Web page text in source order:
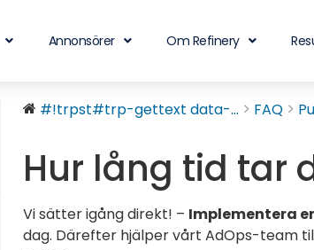
Annonsörer Om Refinery
#!trpst#trp-gettext data-... FAQ
Hur lång tid tar
Vi sätter igång direkt! – Implementera
dag. Därefter hjälper vårt AdOps-team